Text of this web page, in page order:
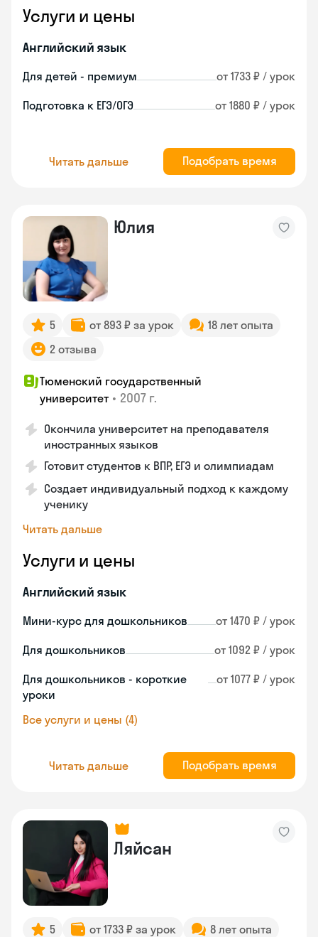
Услуги и цены
Английский язык
Для детей - премиум от 1733 ₽ / урок
Подготовка к ЕГЭ/ОГЭ от 1880 ₽ / урок
Читать дальше Подобрать время
Юлия
5 от 893 ₽ за урок
18 лет опыта
2 отзыва
Тюменский государственный
университет • 2007 г.
Окончила университет на преподавателя
иностранных языков
Готовит студентов к ВПР, ЕГЭ и олимпиадам
Создает индивидуальный подход к каждому
ученику
Читать дальше
Услуги и цены
Английский язык
Мини-курс для дошкольников от 1470 ₽ / урок
Для дошкольников от 1092 ₽ / урок
Для дошкольников - короткие
уроки
от 1077 ₽ / урок
Все услуги и цены (4)
Читать дальше Подобрать время
Ляйсан
5 от 1733 ₽ за урок 8 лет опыта